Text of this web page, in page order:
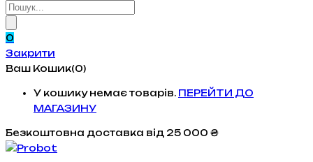
Products
0
Закрити
Ваш Кошик(0)
У кошику немає товарів. ПЕРЕЙТИ ДО
МАГАЗИНУ
Безкоштовна доставка від 25 000 ₴